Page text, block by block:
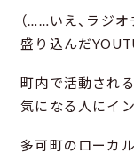
（……いえ、ラジ
盛り込んだ
町内で活動され
気になる人にイ
多可町のローカ